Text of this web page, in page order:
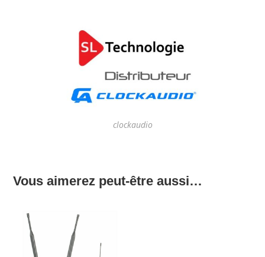
clockaudio
Vous aimerez peut-être aussi…